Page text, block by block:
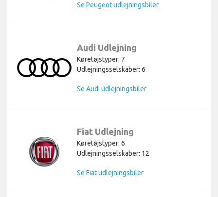
Se Peugeot udlejningsbiler
Audi Udlejning
Køretøjstyper: 7
Udlejningsselskaber: 6
Se Audi udlejningsbiler
Fiat Udlejning
Køretøjstyper: 6
Udlejningsselskaber: 12
Se Fiat udlejningsbiler